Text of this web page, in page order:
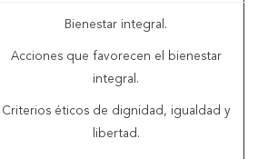
Bienestar integral.
Acciones que favorecen el bienestar
integral.
Criterios éticos de dignidad, igualdad y
libertad.